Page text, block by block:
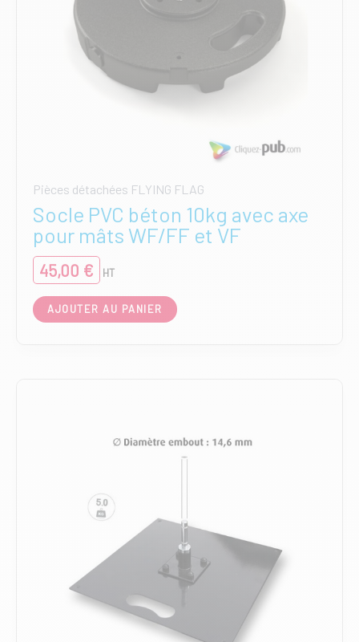
Pièces détachées FLYING FLAG
Socle PVC béton 10kg avec axe
pour mâts WF/FF et VF
45,00 € HT
AJOUTER AU PANIER